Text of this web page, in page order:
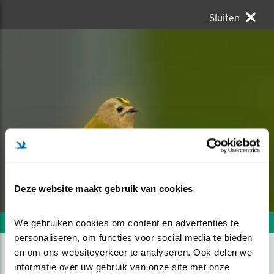
Deze website maakt gebruik van cookies
We gebruiken cookies om content en advertenties te
personaliseren, om functies voor social media te bieden
en om ons websiteverkeer te analyseren. Ook delen we
informatie over uw gebruik van onze site met onze
Sluiten
Volgende foto Vorige foto